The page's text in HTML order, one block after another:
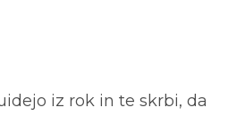
iz rok in te skrbi, da